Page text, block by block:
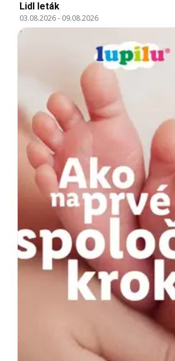
Lidl leták
03.08.2026- 09.08.2026